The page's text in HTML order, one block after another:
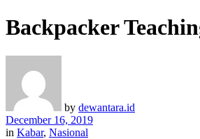
Backpacker
by dewantara.id
December 16, 2019
in Kabar, Nasional